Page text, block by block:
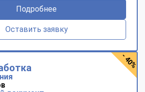
Подробнее
Оставить заявку
- 40%